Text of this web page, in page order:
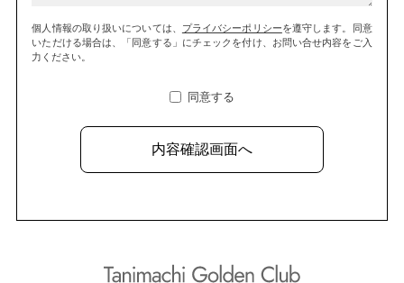
個人情報の取り扱いについては、 プライバシーポリシーを遵守します。
同意
いただける場合は、「同意する」にチェックを付け、お問い合せ内容をご入
力ください。
同意する